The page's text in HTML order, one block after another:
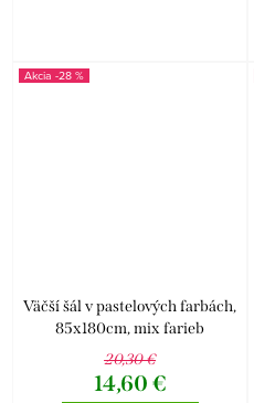
-28 %
Väčší šál v pastelových farbách,
85x180cm, mix farieb
20,30 €
14,60 €